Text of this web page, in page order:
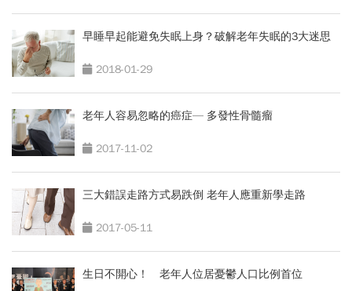
早睡早起能避免失眠上身？破解老年失眠的3大迷思
2018-01-29
老年人容易忽略的癌症— 多發性骨髓瘤
2017-11-02
三大錯誤走路方式易跌倒 老年人應重新學走路
2017-05-11
生日不開心！ 老年人位居憂鬱人口比例首位